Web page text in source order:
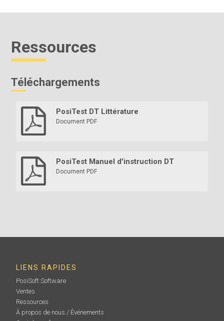
Ressources
Téléchargements
PosiTest DT Littérature
Document PDF
PosiTest Manuel d'instruction DT
Document PDF
LIENS RAPIDES
PosiSoft Software
Ventes
Ressources
À propos de nous / Événements